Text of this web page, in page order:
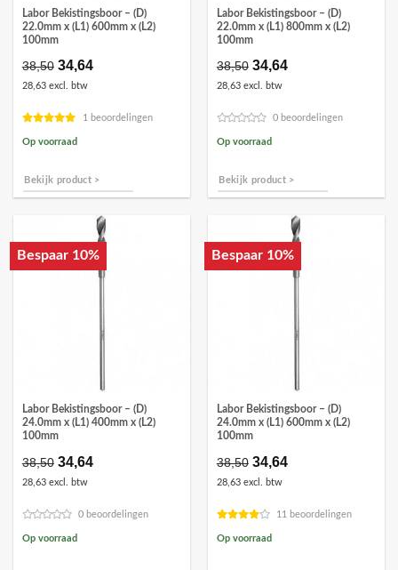
Labor Bekistingsboor – (D)
22.0mm x (L1) 600mm x (L2)
100mm
38,50 Oorspronkelijke
prijs
was:
34,64Huidige
28,63 excl. btw
1 beoordelingen
Op voorraad
Bekijk product >
Labor Bekistingsboor – (D)
22.0mm x (L1) 800mm x (L2)
100mm
38,50 Oorspronkelijke
prijs
was:
34,64Huidige
28,63 excl. btw
0 beoordelingen
Op voorraad
Bekijk product >
Bespaar 10%
Labor Bekistingsboor – (D)
24.0mm x (L1) 400mm x (L2)
100mm
38,50 Oorspronkelijke
prijs
was:
34,64Huidige
28,63 excl. btw
0 beoordelingen
Op voorraad
Bespaar 10%
Labor Bekistingsboor – (D)
24.0mm x (L1) 600mm x (L2)
100mm
38,50 Oorspronkelijke
prijs
was:
34,64Huidige
28,63 excl. btw
11 beoordelingen
Op voorraad